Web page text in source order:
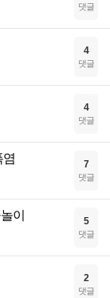
댓글
4
댓글
4
댓글
염 7
댓글
이 5
댓글
2
댓글